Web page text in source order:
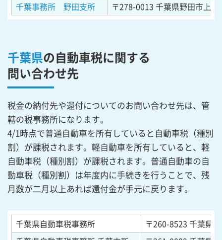
千葉事務所 野田支所
〒278-0013 千葉県野田市上
千葉県の自動車税に関する
問い合わせ先
税金の納付先や還付についてのお問い合わせ先は、管
轄の税事務所になります。
4/1時点で普通自動車を所有していると自動車税（種別
割）が課税されます。軽自動車を所有していると、軽
自動車税（種別割）が課税されます。普通自動車の自
動車税（種別割）は年度内に手続きを行うことで、残
月数が二月以上あれば還付金が手元に戻ります。
千葉県自動車税事務所 〒260-8523 千葉県